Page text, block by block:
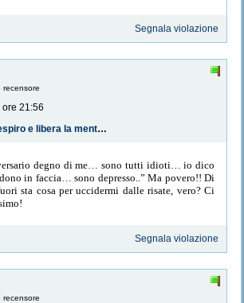
Segnala violazione
recensore
ore 21:56
Fai un bel respiro e libera la mente...
degno di me… sono tutti idioti… io dico
in faccia… sono depresso..” Ma povero!! Di
sta cosa per uccidermi dalle risate, vero? Ci
Segnala violazione
recensore